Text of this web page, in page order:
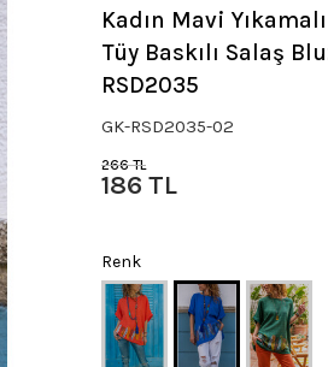
Kadın Mavi
Tüy Baskılı Salaş
RSD2035
GK-RSD2035-02
266 TL
186 TL
Renk